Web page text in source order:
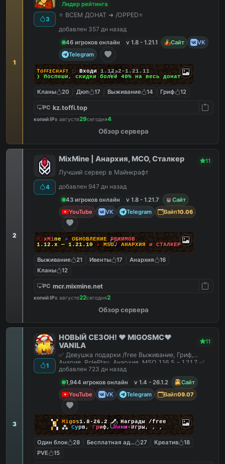
1
3
Лидер рейтинга
⭐ ВСЕМ ДОНАТ ➜ /OPPED⭐
добавлен 357 дн назад
46 игроков онлайн
v 1.8 - 1.21.1 Сайт
VK
Telegram
TᴏꜰꜰɪCʀᴀꜰᴛ ▢ Входи 1.12.2-1.21.11
❯ Поспеши, скидки более 40%на весь донат
Кланы 20 Дюп 17 Выживание 14 Гриф 12
PC kz.toffi.top
копий IPв августе29сегодня4
Обзор сервера
2
4
MixMine | Анархия, МСО, Сталкер 11
Лучший сервер в Майнкрафт
добавлен 947 дн назад
43 игроков онлайн
v 1.8 - 1.21.7
Сайт
YouTube
VK Telegram Вайп10.06
MixMine » ОБНОВЛЕНИЕ РЕЖИМОВ
1.12.x — 1.21.10
● MSO, АНАРХИЯ и СТАЛКЕР
Выживание 21 Ивенты 17 Анархия
16
Кланы
12
PC mcr.mixmine.net
копий IPв августе22сегодня2
Обзор сервера
3
1
НОВЫЙ СЕЗОН! ❤️ MIGOSMC❤️
VANILA
11
✅ Девушка подарки /free Выживание, Гриф,
Анария, RolePlay, Анархия, MSO 1.16.5 - 1.21.7 ✅
добавлен 723 дн назад
1,944 игроков онлайн
v 1.4 - 26.1.2
Сайт
YouTube
VK Telegram Вайп09.07
▚▞ Migos1.8-26.2🗡 Награды /free
▞▚ ⁂ Сурв, Гриф,Мини-Игры, , ,
Один блок 28 Бесплатная админка
27 Креатив
18
PVE
15